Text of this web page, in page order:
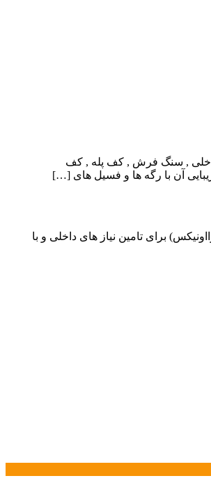
داخلی , سنگ فرش , کف پله , کف
برای تامین نیاز های داخلی و با